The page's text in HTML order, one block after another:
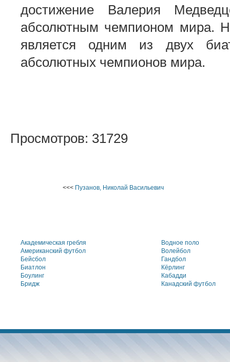
достижение Валерия
абсолютным чемпионом мира.
является одним из двух
абсолютных чемпионов мира.
Просмотров: 31729
<<< Пузанов, Николай Васильевич
Академическая гребля
Американский футбол
Бейсбол
Биатлон
Боулинг
Бридж
Водное поло
Волейбол
Гандбол
Кёрлинг
Кабадди
Канадский футбол